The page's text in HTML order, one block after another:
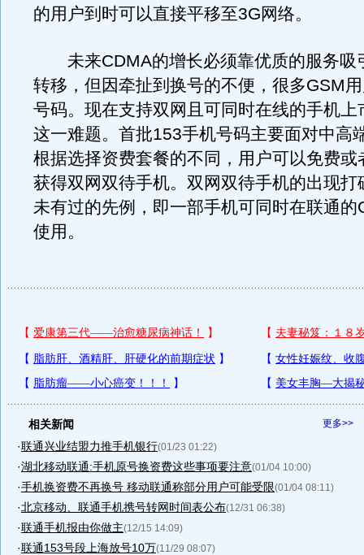
的用户到时可以直接平移至3G网络。
未来CDMA的增长必须靠优质的服务吸
转移，但因牵扯到换号的不便，很多GSM
号码。现在支持双网且可同时在线的手机上
这一难题。首批153手机号码主要面对中高
根据选择资费套餐的不同，用户可以免费或
获得双网双待手机。双网双待手机的出现打
未有过的先例，即一部手机可同时在联通的
使用。
更多>>
相关新闻
·联通兴业结盟力推手机银行(01/23 01:22)
·湖北移动联通:手机原号换资费这些事项要注意(01/04 10:00)
·手机换资费不再换号 移动联通称部分用户可能受限(01/04 08:11)
·北京移动、联通手机携号转网时间表公布(12/31 06:38)
·联通手机报由你做主(12/15 14:09)
·联通153号段上海放号10万(11/29 08:07)